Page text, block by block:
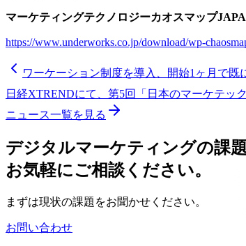
マーケティングテクノロジーカオスマップ
https://www.underworks.co.jp/download/wp-
ワーケーション制度を導入、開始1ヶ月で既
日経XTRENDにて、第5回「日本のマーケテッ
ニュース一覧を見る
デジタルマーケティングの課題
お気軽にご相談ください。
まずは現状の課題をお聞かせください。
お問い合わせ